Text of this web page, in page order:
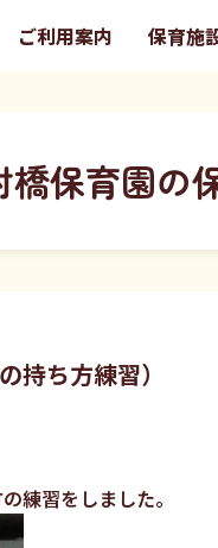
ご利用案内 保育施
橋保育園の
ち方練習）
練習をしました。